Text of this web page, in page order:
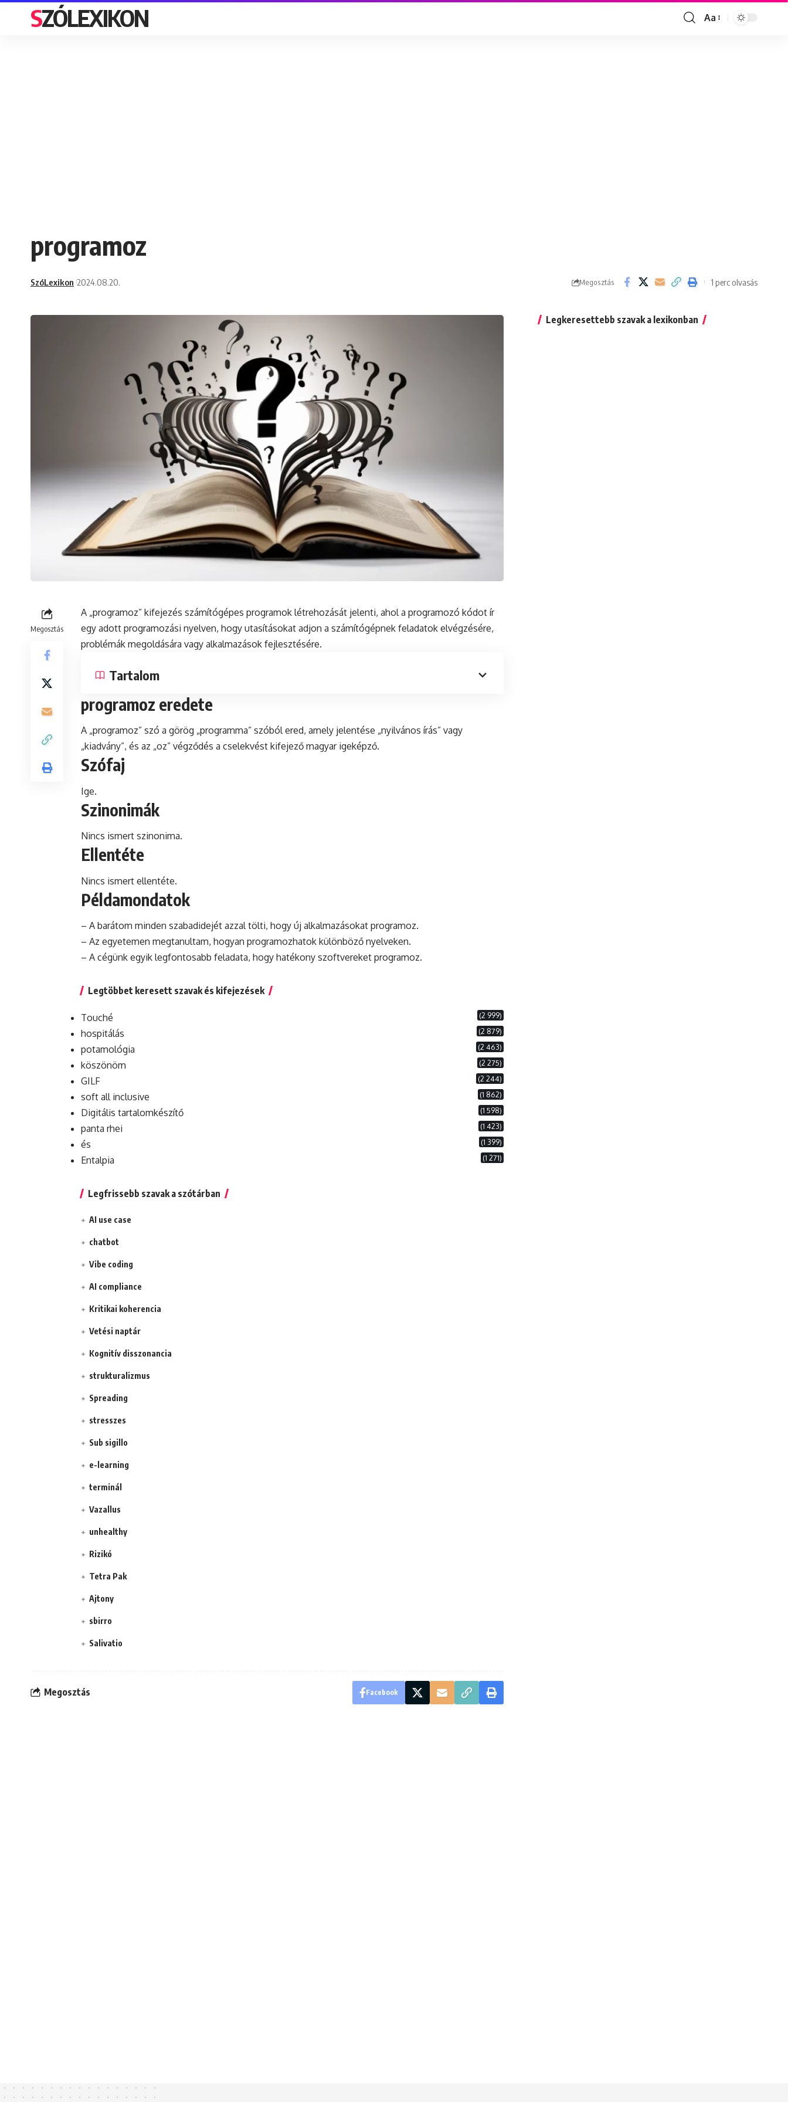
SZÓLEXIKON
Font
Aa
programoz
SzóLexikon 2024.08.20. Megosztás 1 perc olvasás
Megosztás
A „programoz” kifejezés számítógépes programok létrehozását jelenti, ahol a programozó kódot ír
egy adott programozási nyelven, hogy utasításokat adjon a számítógépnek feladatok elvégzésére,
problémák megoldására vagy alkalmazások fejlesztésére.
Tartalom
programoz eredete
A „programoz” szó a görög „programma” szóból ered, amely jelentése „nyilvános írás” vagy
„kiadvány”, és az „oz” végződés a cselekvést kifejező magyar igeképző.
Szófaj
Ige.
Szinonimák
Nincs ismert szinonima.
Ellentéte
Nincs ismert ellentéte.
Példamondatok
– A barátom minden szabadidejét azzal tölti, hogy új alkalmazásokat programoz.
– Az egyetemen megtanultam, hogyan programozhatok különböző nyelveken.
– A cégünk egyik legfontosabb feladata, hogy hatékony szoftvereket programoz.
Legtöbbet keresett szavak és kifejezések
Touché (2 999)
hospitálás (2 879)
potamológia (2 463)
köszönöm (2 275)
GILF (2 244)
soft all inclusive (1 862)
Digitális tartalomkészítő (1 598)
panta rhei (1 423)
és (1 399)
Entalpia (1 271)
Legfrissebb szavak a szótárban
AI use case
chatbot
Vibe coding
AI compliance
Kritikai koherencia
Vetési naptár
Kognitív disszonancia
strukturalizmus
Spreading
stresszes
Sub sigillo
e-learning
terminál
Vazallus
unhealthy
Rizikó
Tetra Pak
Ajtony
sbirro
Salivatio
Megosztás Facebook
Legkeresettebb szavak a lexikonban